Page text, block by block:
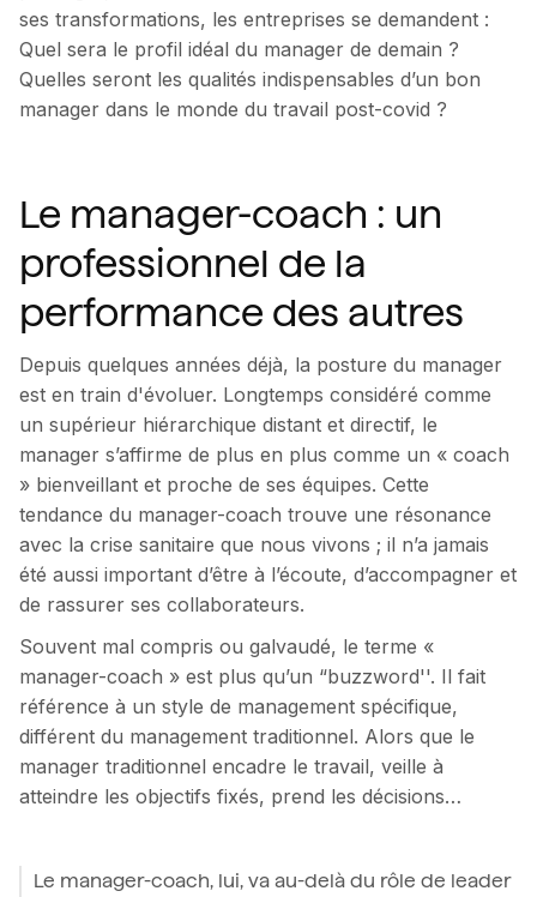
ses transformations, les entreprises se demandent :
Quel sera le profil idéal du manager de demain ?
Quelles seront les qualités indispensables d’un bon
manager dans le monde du travail post-covid ?
Le manager-coach : un
professionnel de la
performance des autres
Depuis quelques années déjà, la posture du manager
est en train d'évoluer. Longtemps considéré comme
un supérieur hiérarchique distant et directif, le
manager s’affirme de plus en plus comme un « coach
» bienveillant et proche de ses équipes. Cette
tendance du manager-coach trouve une résonance
avec la crise sanitaire que nous vivons ; il n’a jamais
été aussi important d’être à l’écoute, d’accompagner et
de rassurer ses collaborateurs.
Souvent mal compris ou galvaudé, le terme «
manager-coach » est plus qu’un “buzzword''. Il fait
référence à un style de management spécifique,
différent du management traditionnel. Alors que le
manager traditionnel encadre le travail, veille à
atteindre les objectifs fixés, prend les décisions…
Le manager-coach, lui, va au-delà du rôle de leader